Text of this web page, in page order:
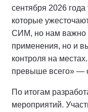
сентября 2026
которые
СИМ, но нам важно
применения, но и
контроля на
превыше всего» —
По итогам
мероприятий.